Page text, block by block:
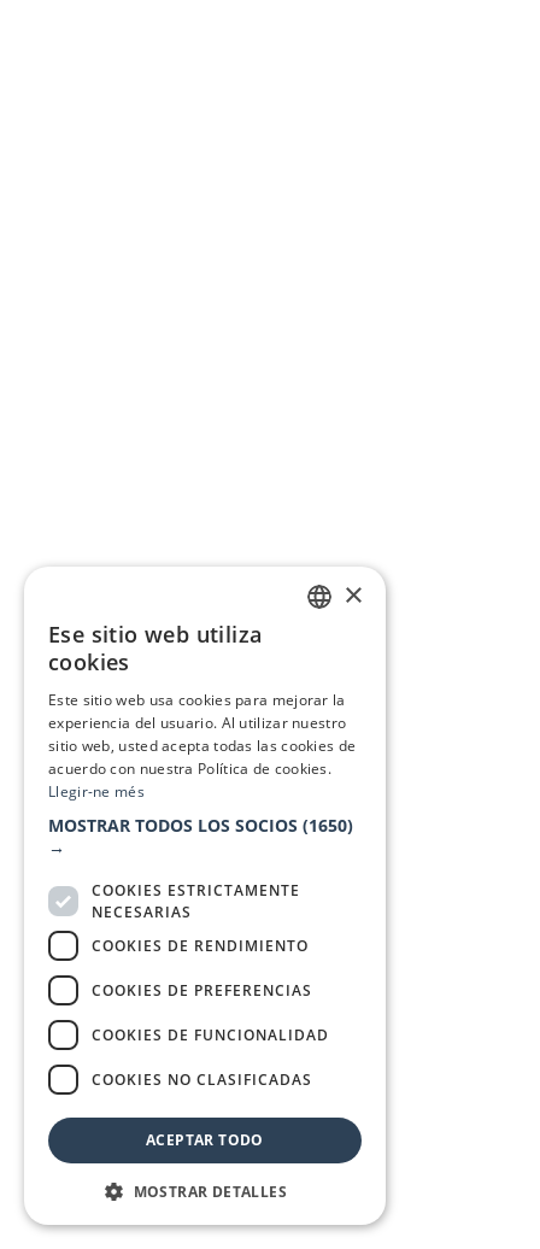
×
Ese sitio web utiliza
cookies
Este sitio web usa cookies para mejorar la
experiencia del usuario. Al utilizar nuestro
sitio web, usted acepta todas las cookies de
acuerdo con nuestra Política de cookies.
Llegir-ne més
MOSTRAR TODOS LOS SOCIOS (1650)
→
COOKIES ESTRICTAMENTE
NECESARIAS
COOKIES DE RENDIMIENTO
COOKIES DE PREFERENCIAS
COOKIES DE FUNCIONALIDAD
COOKIES NO CLASIFICADAS
ACEPTAR TODO
MOSTRAR DETALLES